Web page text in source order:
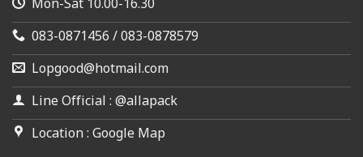
Mon-Sat 10.00-16.30
083-0871456 / 083-0878579
Lopgood@hotmail.com
Line Official : @allapack
Location : Google Map